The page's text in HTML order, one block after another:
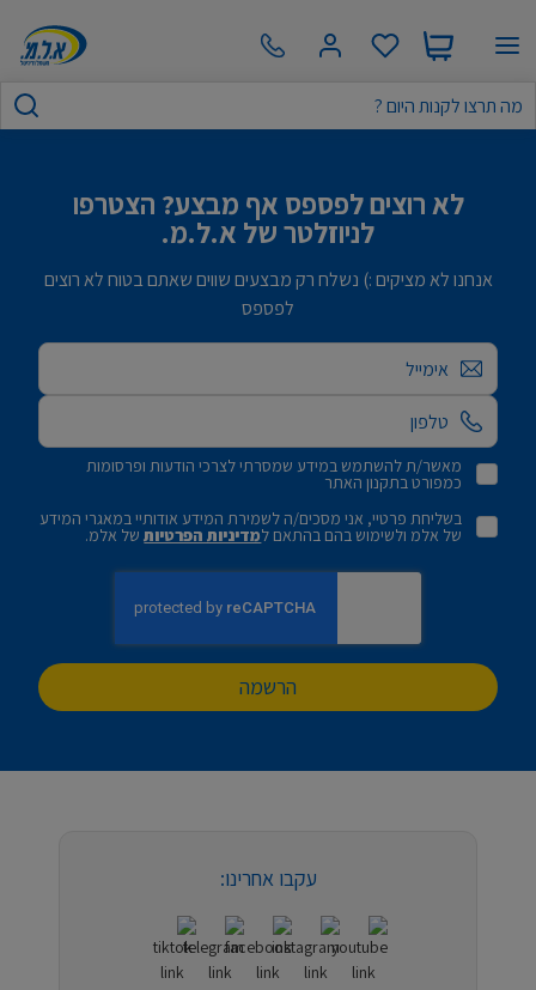
לא רוצים לפספס אף מבצע? הצטרפו
לניוזלטר של א.ל.מ.
אנחנו לא מציקים :) נשלח רק מבצעים שווים שאתם בטוח לא רוצים
לפספס
אימייל
מאשר/ת להשתמש במידע שמסרתי לצרכי הודעות ופרסומות
כמפורט בתקנון האתר
בשליחת פרטיי, אני מסכים/ה לשמירת המידע אודותיי במאגרי המידע
של אלמ ולשימוש בהם בהתאם למדיניות הפרטיותשל אלמ.
הרשמה
עקבו אחרינו: